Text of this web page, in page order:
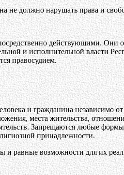
не должно нарушать права и
действующими. Они
и исполнительной власти
правосудием.
и гражданина независимо
места жительства,
Запрещаются любые
принадлежности.
равные возможности для их